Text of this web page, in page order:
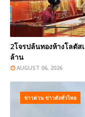
2โจรปล้นทองห้างโลตัส
ล้าน
AUGUST 06, 2026
ข่าวด่วน ข่าวดังทั่วไทย